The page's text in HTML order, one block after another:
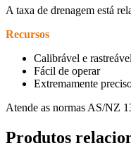
A taxa de drenagem está
Recursos
Calibrável e
Fácil de operar
Extremamente
Atende as normas AS/NZ
Produtos